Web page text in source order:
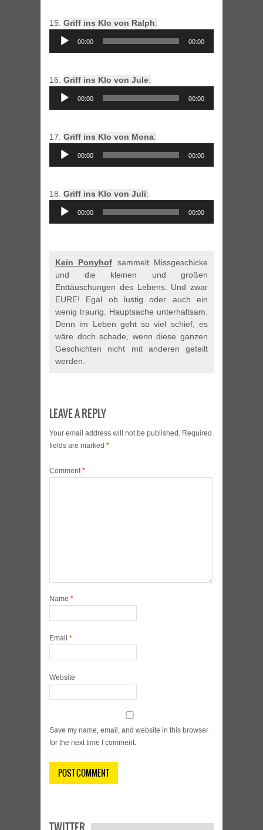
15. Griff ins Klo von Ralph:
Audio
Player
00:00 00:00
16. Griff ins Klo von Jule:
Audio
Player
00:00 00:00
17. Griff ins Klo von Mona:
Audio
Player
00:00 00:00
18. Griff ins Klo von Juli:
Audio
Player
00:00 00:00
Kein Ponyhof sammelt Missgeschicke
und die kleinen und großen
Enttäuschungen des Lebens. Und zwar
EURE! Egal ob lustig oder auch ein
wenig traurig. Hauptsache unterhaltsam.
Denn im Leben geht so viel schief, es
wäre doch schade, wenn diese ganzen
Geschichten nicht mit anderen geteilt
werden.
LEAVE A REPLY
Your email address will not be published. Required
fields are marked *
Comment*
Name *
Email *
Website
Save my name, email, and website in this browser
for the next time I comment.